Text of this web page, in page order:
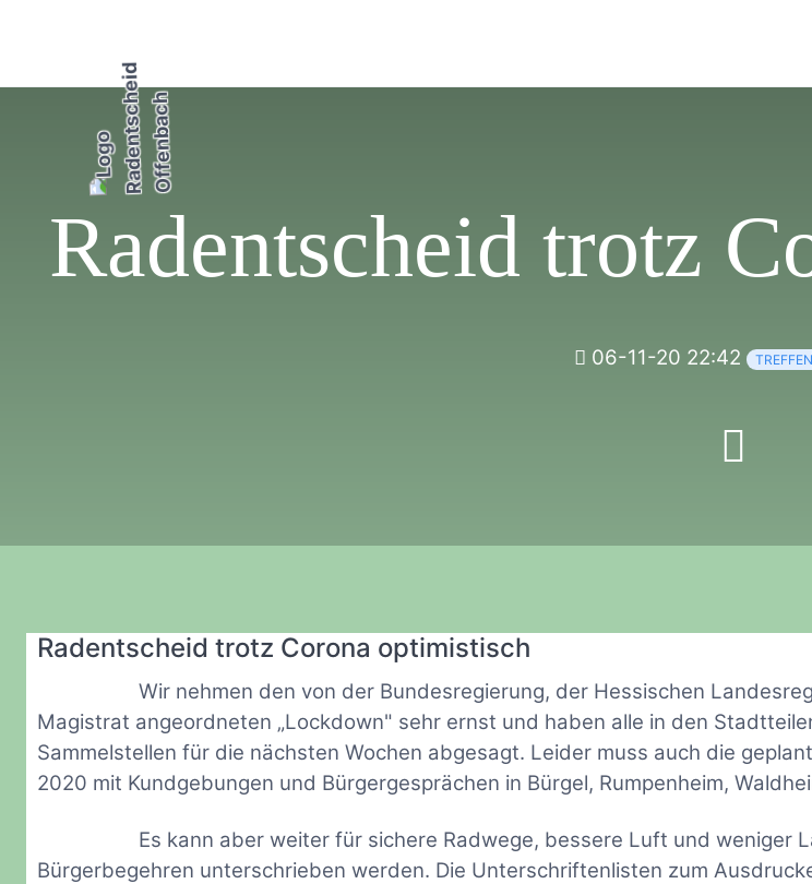
Radentscheid trotz
06-11-20 22:42 TREFFEN
Radentscheid trotz Corona optimistisch
Wir nehmen den von der Bundesregierung, der Hessischen
Magistrat angeordneten „Lockdown" sehr ernst und haben alle in den
Sammelstellen für die nächsten Wochen abgesagt. Leider muss auch die
2020 mit Kundgebungen und Bürgergesprächen in Bürgel, Rumpenheim,
Es kann aber weiter für sichere Radwege, bessere Luft und weniger
Bürgerbegehren unterschrieben werden. Die Unterschriftenlisten zum